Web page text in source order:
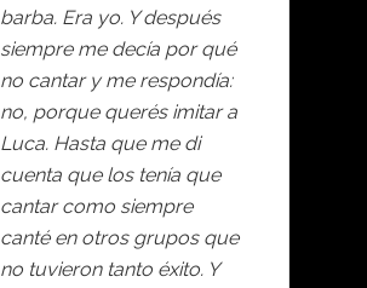
barba. Era yo. Y después
siempre me decía por qué
no cantar y me respondía:
no, porque querés imitar a
Luca. Hasta que me di
cuenta que los tenía que
cantar como siempre
canté en otros grupos que
no tuvieron tanto éxito. Y